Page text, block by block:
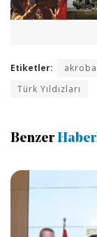
Etiketler:
Türk Yıldızları
Benzer